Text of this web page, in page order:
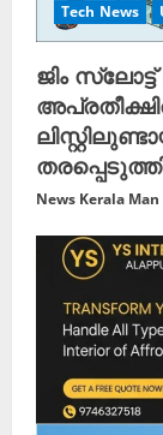
Tech News
ജിം
News Kerala Man